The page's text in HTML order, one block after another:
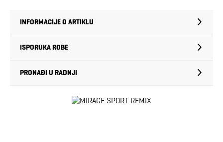
INFORMACIJE O ARTIKLU
ISPORUKA ROBE
PRONAĐI U RADNJI